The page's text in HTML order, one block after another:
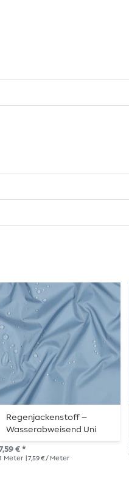
Regenjackenstoff –
Wasserabweisend Uni
Rauchblau
€ *
Meter | 7,59 € / Meter